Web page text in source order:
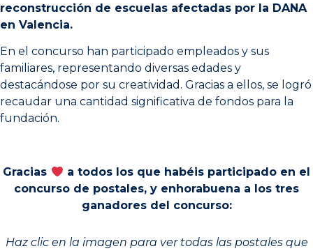
reconstrucción de escuelas afectadas por la DANA
en Valencia.
En el concurso han participado empleados y sus
familiares, representando diversas edades y
destacándose por su creatividad. Gracias a ellos, se logró
recaudar una cantidad significativa de fondos para la
fundación.
Gracias
a todos los que habéis participado en el
concurso de postales, y enhorabuena a los tres
ganadores del concurso:
Haz clic en la imagen para ver todas las postales que